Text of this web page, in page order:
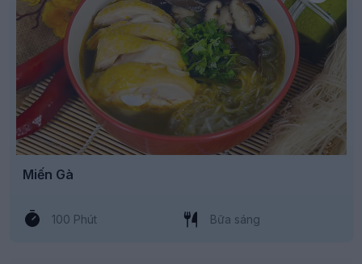
Miến Gà
100 Phút Bữa sáng